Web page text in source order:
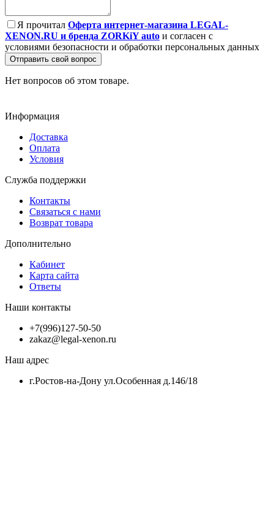
Я прочитал Оферта интернет-магазина LEGAL-
XENON.RU и бренда ZORKiY auto и согласен с
условиями безопасности и обработки персональных данных
Отправить свой вопрос
Нет вопросов об этом товаре.
Информация
Доставка
Оплата
Условия
Служба поддержки
Контакты
Связаться с нами
Возврат товара
Дополнительно
Кабинет
Карта сайта
Ответы
Наши контакты
+7(996)127-50-50
zakaz@legal-xenon.ru
Наш адрес
г.Ростов-на-Дону ул.Особенная д.146/18